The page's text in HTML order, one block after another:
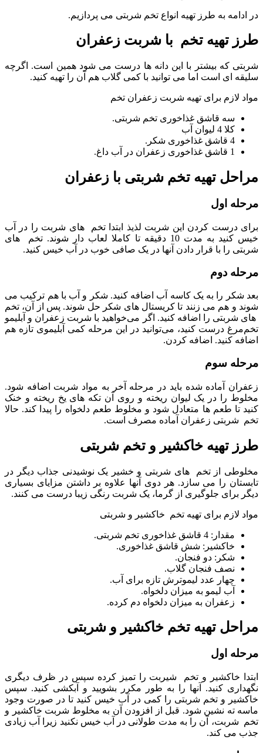
در ادامه به طرز تهیه انواع تخم شربتی می پردازیم.
طرز تهیه تخم با شربت زعفران
شربتی که بیشتر با این دانه ها درست می شود همین است. اگرچه
سلیقه ای است اما می توانید با کمی گلاب هم آن را تهیه کنید.
مواد لازم برای تهیه شربت زعفران تخم
سه قاشق غذاخوری تخم شربتی.
کلا 4 لیوان آب
4 قاشق غذاخوری شکر.
1 قاشق غذاخوری زعفران در آب داغ.
مراحل تهیه تخم شربتی با زعفران
مرحله اول
برای درست کردن این شربت لذیذ ابتدا تخم های شربت را در آب
خیس کنید به مدت 10 دقیقه تا کاملا لعاب دار شوند. تخم های
شربتی را با قرار دادن آنها در یک صافی خوب در آب خیس کنید.
مرحله دوم
بعد شکر را به یک کاسه آب اضافه کنید. شکر و آب با هم ترکیب می
شوند و هم می زنند تا کریستال های شکر حل شوند. پس از آن، تخم
های شربتی را اضافه کنید. اگر می‌خواهید با شربت زعفران و آبلیمو
تخم‌مرغ درست کنید، می‌توانید در این مرحله کمی آبلیموی تازه هم
اضافه کنید. اضافه کردن.
مرحله سوم
زعفران آماده شده باید در مرحله آخر به مواد شربت اضافه شود.
مخلوط را در یک لیوان ریخته و روی آن تکه های یخ ریخته و خنک
کنید تا طعم ها متعادل شود و مخلوط طعم دلخواه را پیدا کند. حالا
تخم شربتی زعفران آماده مصرف است.
طرز تهیه خاکشیر و تخم شربتی
مخلوطی از تخم های شربتی و خشیر یک نوشیدنی جذاب دیگر در
تابستان را می سازد. هر دوی آنها علاوه بر داشتن مزایای بسیاری
دیگر برای جلوگیری از گرما، یک شربت رنگی زیبا درست می کنند.
مواد لازم برای تهیه تخم خاکشیر و شربتی
مقدار: 4 قاشق غذاخوری تخم شربتی.
خاکشیر: شش قاشق غذاخوری.
شکر: دو فنجان.
نصف فنجان گلاب.
چهار عدد لیموترش تازه برای آب.
آب لیمو به میزان دلخواه.
زعفران به میزان دلخواه دم کرده.
مراحل تهیه تخم خاکشیر و شربتی
مرحله اول
ابتدا خاکشیر و تخم شیربت را تمیز کرده سپس در ظرف دیگری
نگهداری کنید. آنها را به طور مکرر بشویید و آبکشی کنید. سپس
خاکشیر و تخم شربتی را کمی در آب خیس کنید تا در صورت وجود
ماسه ته نشین شود. قبل از افزودن آن به مخلوط شربت خاکشیر و
تخم شربت، آن را به مدت طولانی در آب خیس نکنید زیرا آب زیادی
جذب می کند.